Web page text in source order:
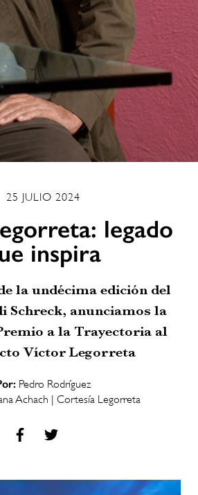
25 JULIO 2024
legado
inspira
la undécima edición del
Schreck, anunciamos la
a la Trayectoria al
Víctor Legorreta
Pedro Rodríguez
Achach | Cortesía Legorreta